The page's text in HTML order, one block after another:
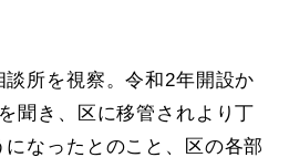
所を視察。令和2年開設か
聞き、区に移管されより丁
なったとのこと、区の各部